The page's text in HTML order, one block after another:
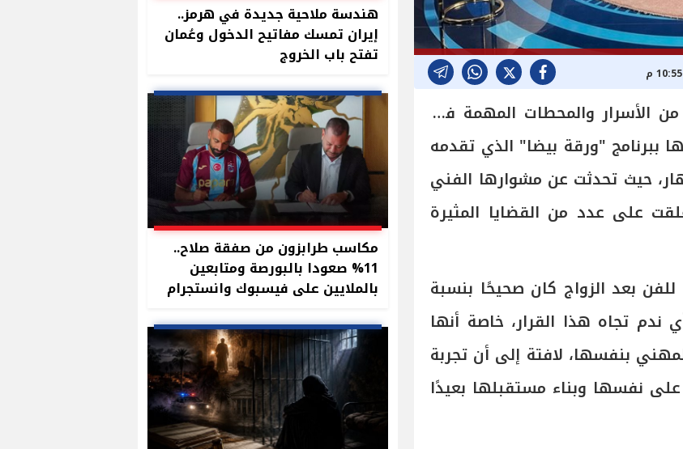
من الأسرار والمحطات المهمة في
ببرنامج "ورقة بيضا" الذي تقدمه
حيث تحدثت عن مشوارها الفني
على عدد من القضايا المثيرة
بعد الزواج كان صحيحًا بنسبة
ندم تجاه هذا القرار، خاصة أنها
بنفسها، لافتة إلى أن تجربة
على نفسها وبناء مستقبلها بعيدًا
هندسة ملاحية جديدة في هرمز..
إيران تمسك مفاتيح الدخول وعُمان
تفتح باب الخروج
مكاسب طرابزون من صفقة صلاح..
11% صعودا بالبورصة ومتابعين
بالملايين على فيسبوك وانستجرام